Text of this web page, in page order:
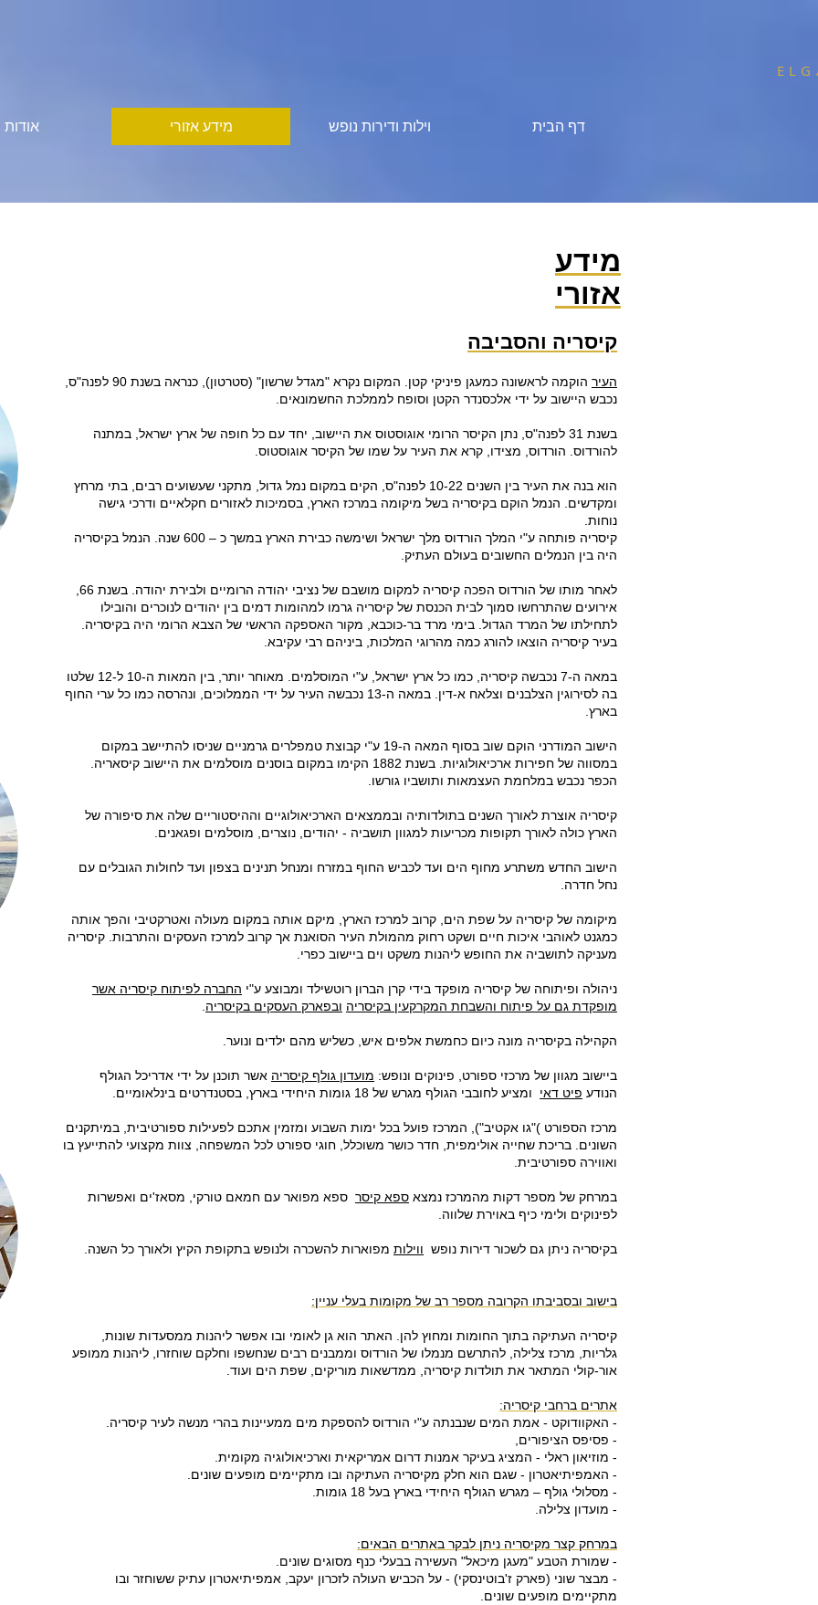
דף הבית וילות ודירות נופש מידע אזורי אודות
מידע
אזורי
קיסריה והסביבה
העיר
הוקמה לראשונה כמעגן פיניקי קטן. המקום נקרא "מגדל שרשון" (סטרטון), כנראה בשנת 90 לפנה"ס,
נכבש היישוב על ידי אלכסנדר הקטן וסופח לממלכת החשמונאים.
בשנת 31 לפנה"ס, נתן הקיסר הרומי אוגוסטוס את היישוב, יחד עם כל חופה של ארץ ישראל, במתנה
להורדוס. הורדוס, מצידו, קרא את העיר על שמו של הקיסר אוגוסטוס.
הוא בנה את העיר בין השנים 10-22 לפנה"ס, הקים במקום נמל גדול, מתקני שעשועים רבים, בתי מרחץ
ומקדשים. הנמל הוקם בקיסריה בשל מיקומה במרכז הארץ, בסמיכות לאזורים חקלאיים ודרכי גישה
נוחות.
קיסריה פותחה ע"י המלך הורדוס מלך ישראל ושימשה כבירת הארץ במשך כ – 600 שנה. הנמל בקיסריה
היה בין הנמלים החשובים בעולם העתיק.
אירועים שהתרחשו סמוך לבית הכנסת של קיסריה גרמו למהומות דמים בין יהודים לנוכרים והובילו
לתחילתו של המרד הגדול. בימי מרד בר-כוכבא, מקור האספקה הראשי של הצבא הרומי היה בקיסריה.
בעיר קיסריה הוצאו להורג כמה מהרוגי המלכות, ביניהם רבי עקיבא.
במאה ה-7 נכבשה קיסריה, כמו כל ארץ ישראל, ע"י המוסלמים. מאוחר יותר, בין המאות ה-10 ל-12 שלטו
בה לסירוגין הצלבנים וצלאח א-דין. במאה ה-13 נכבשה העיר על ידי הממלוכים, ונהרסה כמו כל ערי החוף
בארץ.
הישוב המודרני הוקם שוב בסוף המאה ה-19 ע"י קבוצת טמפלרים גרמניים שניסו להתיישב במקום
במסווה של חפירות ארכיאולוגיות. בשנת 1882 הקימו במקום בוסנים מוסלמים את היישוב קיסאריה.
הכפר נכבש במלחמת העצמאות ותושביו גורשו.
קיסריה אוצרת לאורך השנים בתולדותיה ובממצאים הארכיאולוגיים וההיסטוריים שלה את סיפורה של
הארץ כולה לאורך תקופות מכריעות למגוון תושביה - יהודים, נוצרים, מוסלמים ופגאנים.
הישוב החדש משתרע מחוף הים ועד לכביש החוף במזרח ומנחל תנינים בצפון ועד לחולות הגובלים עם
נחל חדרה.
מיקומה של קיסריה על שפת הים, קרוב למרכז הארץ, מיקם אותה במקום מעולה ואטרקטיבי והפך אותה
כמגנט לאוהבי איכות חיים ושקט רחוק מהמולת העיר הסואנת אך קרוב למרכז העסקים והתרבות. קיסריה
מעניקה לתושביה את החופש ליהנות משקט וים ביישוב כפרי.
ניהולה ופיתוחה של קיסריה מופקד בידי קרן הברון רוטשילד ומבוצע ע"י החברה לפיתוח קיסריה אשר
מופקדת גם על פיתוח והשבחת המקרקעין בקיסריה ובפארק העסקים בקיסריה
הקהילה בקיסריה מונה כיום כחמשת אלפים איש, כשליש מהם ילדים ונוער.
ביישוב מגוון של מרכזי ספורט, פינוקים ונופש: מועדון גולף קיסריה אשר תוכנן על ידי אדריכל הגולף
הנודע פיט דאי ומציע לחובבי הגולף מגרש של 18 גומות היחידי בארץ, בסטנדרטים בינלאומיים.
מרכז הספורט )"גו אקטיב"), המרכז פועל בכל ימות השבוע ומזמין אתכם לפעילות ספורטיבית, במיתקנים
השונים. בריכת שחייה אולימפית, חדר כושר משוכלל, חוגי ספורט לכל המשפחה, צוות מקצועי להתייעץ בו
ואווירה ספורטיבית.
במרחק של מספר דקות מהמרכז נמצא ספא קיסר ספא מפואר עם חמאם טורקי, מסאז'ים ואפשרות
לפינוקים ולימי כיף באוירת שלווה.
בקיסריה ניתן גם לשכור דירות נופש ווילות מפוארות להשכרה ולנופש בתקופת הקיץ ולאורך כל השנה.
בישוב ובסביבתו הקרובה מספר רב של מקומות בעלי עניין:
קיסריה העתיקה בתוך החומות ומחוץ להן. האתר הוא גן לאומי ובו אפשר ליהנות ממסעדות שונות,
גלריות, מרכז צלילה, להתרשם מנמלו של הורדוס וממבנים רבים שנחשפו וחלקם שוחזרו, ליהנות ממופע
אור-קולי המתאר את תולדות קיסריה, ממדשאות מוריקים, שפת הים ועוד.
אתרים ברחבי קיסריה:
- האקוודוקט - אמת המים שנבנתה ע"י הורדוס להספקת מים ממעיינות בהרי מנשה לעיר קיסריה.
- פסיפס הציפורים,
- מוזיאון ראלי - המציג בעיקר אמנות דרום אמריקאית וארכיאולוגיה מקומית.
- האמפיתיאטרון - שגם הוא חלק מקיסריה העתיקה ובו מתקיימים מופעים שונים.
- מסלולי גולף – מגרש הגולף היחידי בארץ בעל 18 גומות.
- מועדון צלילה.
במרחק קצר מקיסריה ניתן לבקר באתרים הבאים:
- שמורת הטבע "מעגן מיכאל" העשירה בבעלי כנף מסוגים שונים.
- מבצר שוני (פארק ז'בוטינסקי) - על הכביש העולה לזכרון יעקב, אמפיתיאטרון עתיק ששוחזר ובו
מתקיימים מופעים שונים.